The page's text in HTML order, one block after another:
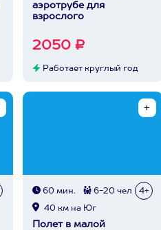
аэротрубе для
взрослого
2050 ₽
Работает круглый год
60 мин. 6-20 чел 4+
40 км на Юг
Полет в малой